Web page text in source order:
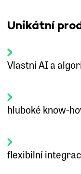
Unikátní
Vlastní AI a
hluboké know-
flexibilní